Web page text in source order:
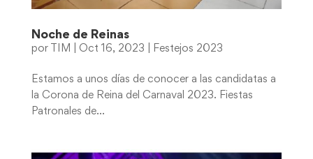
Noche de Reinas
por TIM Oct 16, 2023 Festejos 2023
Estamos a unos días de conocer a las candidatas a
la Corona de Reina del Carnaval 2023. Fiestas
Patronales de...